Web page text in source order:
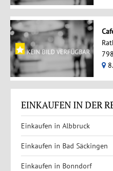
EINKAUFEN IN DER
Einkaufen in Albbruck
Einkaufen in Bad Säckingen
Einkaufen in Bonndorf